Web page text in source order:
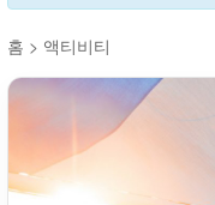
홈 > 액티비티